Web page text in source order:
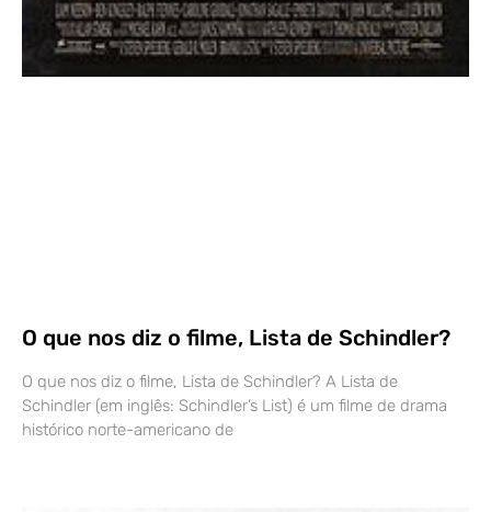
O que nos diz o filme, Lista de Schindler?
O que nos diz o filme, Lista de Schindler? A Lista de
Schindler (em inglês: Schindler’s List) é um filme de drama
histórico norte-americano de